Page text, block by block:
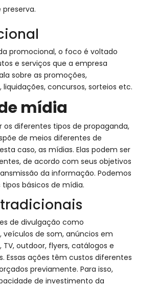
preserva.
promocional, o foco é voltado
e serviços que a empresa
sobre as promoções,
concursos, sorteios etc.
mídia
os diferentes tipos de propaganda,
de meios diferentes de
caso, as mídias. Elas podem ser
de acordo com seus objetivos
da informação. Podemos
básicos de mídia.
de divulgação como
veículos de som, anúncios em
TV, outdoor, flyers, catálogos e
Essas ações têm custos diferentes
previamente. Para isso,
de investimento da